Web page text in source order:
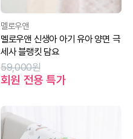
멜로우앤
멜로우앤 신생아 아기 유아 양면 극
세사 블랭킷 담요
59,000원
회원 전용 특가